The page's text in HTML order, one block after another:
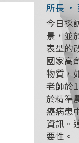
所長 •
今日採
景，並
表型的
國家高
物質，
老師於
於精準
癌病患
資訊。
要性。